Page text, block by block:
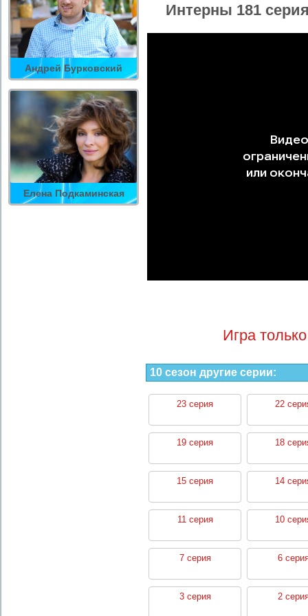
Андрей Бурковский
Елена Подкаминская
Интерны 181
Игра
10 сезон другие серии:
23 серия 22
19 серия 18
15 серия 14
11 серия 10
7 серия 6
3 серия 2